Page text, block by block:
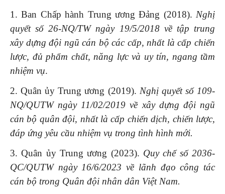
1. Ban Chấp hành Trung ương Đảng (2018). Nghị
quyết số 26-NQ/TW ngày 19/5/2018 về tập trung
xây dựng đội ngũ cán bộ các cấp, nhất là cấp chiến
lược, đủ phẩm chất, năng lực và uy tín, ngang tầm
nhiệm vụ.
2. Quân ủy Trung ương (2019). Nghị quyết số 109-
NQ/QUTW ngày 11/02/2019 về xây dựng đội ngũ
cán bộ quân đội, nhất là cấp chiến dịch, chiến lược,
đáp ứng yêu cầu nhiệm vụ trong tình hình mới.
3. Quân ủy Trung ương (2023). Quy chế số 2036-
QC/QUTW ngày 16/6/2023 về lãnh đạo công tác
cán bộ trong Quân đội nhân dân Việt Nam.